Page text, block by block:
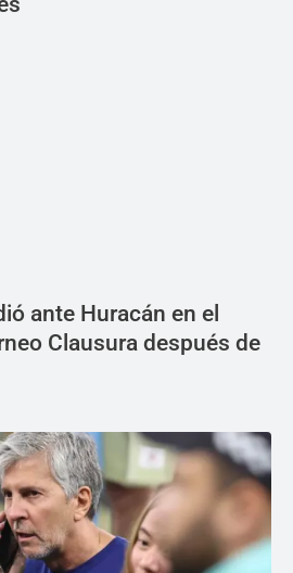
ante Huracán en el
Clausura después de